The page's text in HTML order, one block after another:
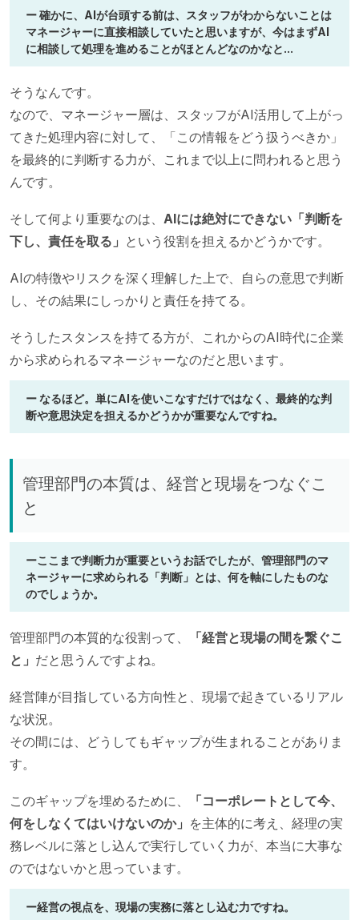
ー 確かに、AIが台頭する前は、スタッフがわからないことは
マネージャーに直接相談していたと思いますが、今はまずAI
に相談して処理を進めることがほとんどなのかなと...
そうなんです。
なので、マネージャー層は、スタッフがAI活用して上がっ
てきた処理内容に対して、「この情報をどう扱うべきか」
を最終的に判断する力が、これまで以上に問われると思う
んです。
そして何より重要なのは、 AIには絶対にできない「判断を
下し、責任を取る」 という役割を担えるかどうかです。
AIの特徴やリスクを深く理解した上で、自らの意思で判断
し、その結果にしっかりと責任を持てる。
そうしたスタンスを持てる方が、これからのAI時代に企業
から求められるマネージャーなのだと思います。
ー なるほど。単にAIを使いこなすだけではなく、最終的な判
断や意思決定を担えるかどうかが重要なんですね。
管理部門の本質は、経営と現場をつなぐこ
と
ーここまで判断力が重要というお話でしたが、管理部門のマ
ネージャーに求められる「判断」とは、何を軸にしたものな
のでしょうか。
管理部門の本質的な役割って、
「経営と現場の間を繋ぐこ
と」 だと思うんですよね。
経営陣が目指している方向性と、現場で起きているリアル
な状況。
その間には、どうしてもギャップが生まれることがありま
す。
このギャップを埋めるために、
「コーポレートとして今、
何をしなくてはいけないのか」 を主体的に考え、経理の実
務レベルに落とし込んで実行していく力が、本当に大事な
のではないかと思っています。
ー経営の視点を、現場の実務に落とし込む力ですね。